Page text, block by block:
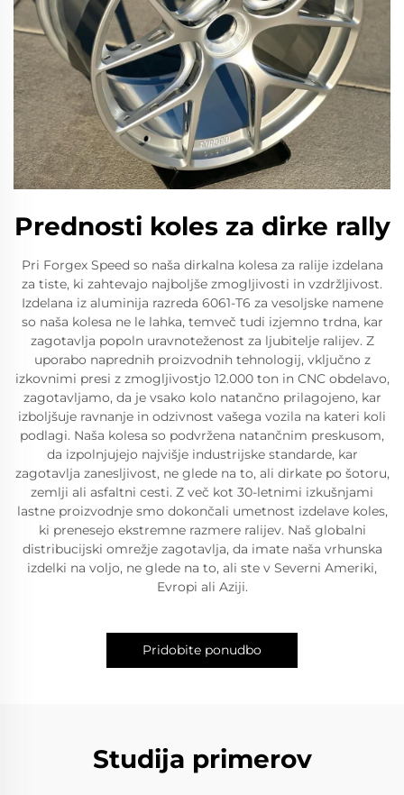
Prednosti koles za dirke rally
Pri Forgex Speed so naša dirkalna kolesa za ralije izdelana
za tiste, ki zahtevajo najboljše zmogljivosti in vzdržljivost.
Izdelana iz aluminija razreda 6061-T6 za vesoljske namene
so naša kolesa ne le lahka, temveč tudi izjemno trdna, kar
zagotavlja popoln uravnoteženost za ljubitelje ralijev. Z
uporabo naprednih proizvodnih tehnologij, vključno z
izkovnimi presi z zmogljivostjo 12.000 ton in CNC obdelavo,
zagotavljamo, da je vsako kolo natančno prilagojeno, kar
izboljšuje ravnanje in odzivnost vašega vozila na kateri koli
podlagi. Naša kolesa so podvržena natančnim preskusom,
da izpolnjujejo najvišje industrijske standarde, kar
zagotavlja zanesljivost, ne glede na to, ali dirkate po šotoru,
zemlji ali asfaltni cesti. Z več kot 30-letnimi izkušnjami
lastne proizvodnje smo dokončali umetnost izdelave koles,
ki prenesejo ekstremne razmere ralijev. Naš globalni
distribucijski omrežje zagotavlja, da imate naša vrhunska
izdelki na voljo, ne glede na to, ali ste v Severni Ameriki,
Evropi ali Aziji.
Pridobite ponudbo
Studija primerov